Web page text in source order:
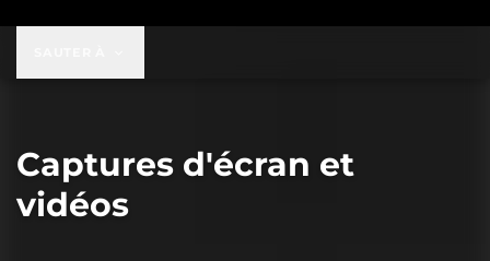
Captures d'écran et
vidéos